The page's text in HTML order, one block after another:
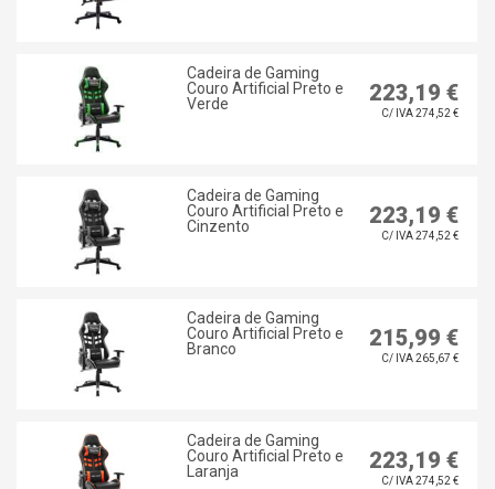
Cadeira de Gaming
Couro Artificial Preto e
Verde
223,19 €
C/ IVA 274,52 €
Cadeira de Gaming
Couro Artificial Preto e
Cinzento
223,19 €
C/ IVA 274,52 €
Cadeira de Gaming
Couro Artificial Preto e
Branco
215,99 €
C/ IVA 265,67 €
Cadeira de Gaming
Couro Artificial Preto e
Laranja
223,19 €
C/ IVA 274,52 €